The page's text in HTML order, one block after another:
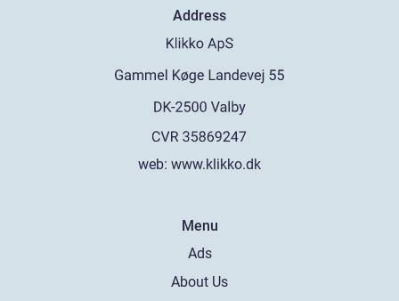
Address
web: www.klikko.dk
Menu
Ads
About Us